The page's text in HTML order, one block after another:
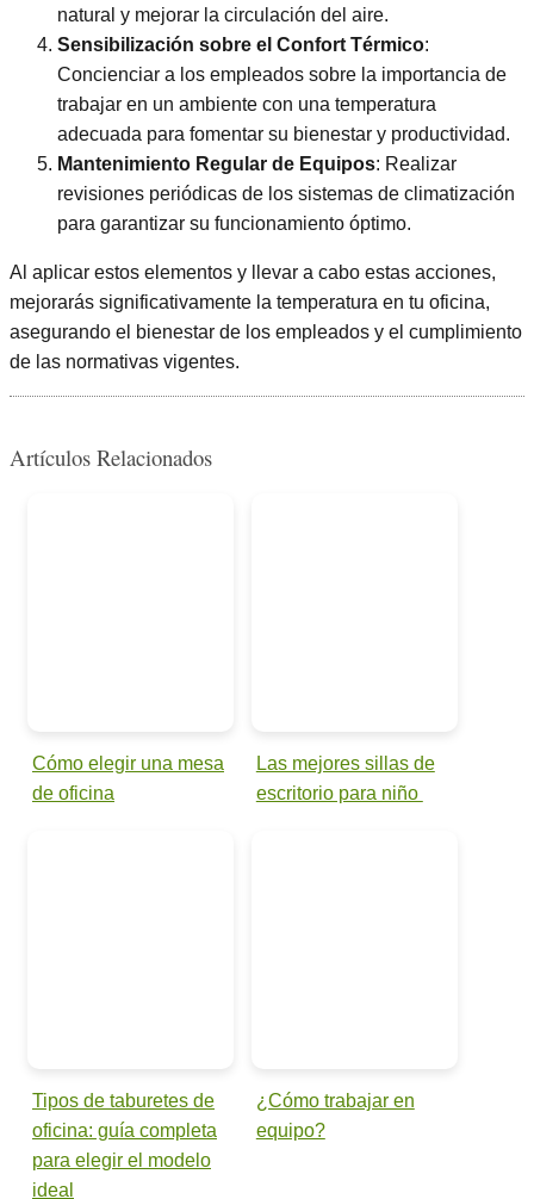
natural y mejorar la circulación del aire.
Sensibilización sobre el Confort Térmico:
Concienciar a los empleados sobre la importancia de
trabajar en un ambiente con una temperatura
adecuada para fomentar su bienestar y productividad.
Mantenimiento Regular de Equipos: Realizar
revisiones periódicas de los sistemas de climatización
para garantizar su funcionamiento óptimo.
Al aplicar estos elementos y llevar a cabo estas acciones,
mejorarás significativamente la temperatura en tu oficina,
asegurando el bienestar de los empleados y el cumplimiento
de las normativas vigentes.
Artículos Relacionados
Cómo elegir una mesa
de oficina
Las mejores sillas de
escritorio para niño
Tipos de taburetes de
oficina: guía completa
para elegir el modelo
ideal
¿Cómo trabajar en
equipo?